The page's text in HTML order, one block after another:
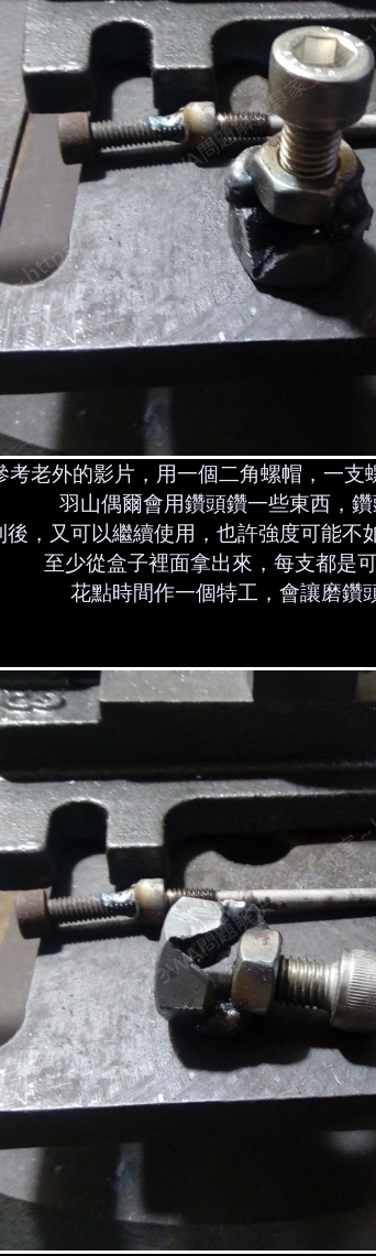
考老外的影片，用一個二角螺帽，一支
羽山偶爾會用鑽頭鑽一些東西，
後，又可以繼續使用，也許強度可能不
至少從盒子裡面拿出來，每支都是
花點時間作一個特工，會讓磨鑽